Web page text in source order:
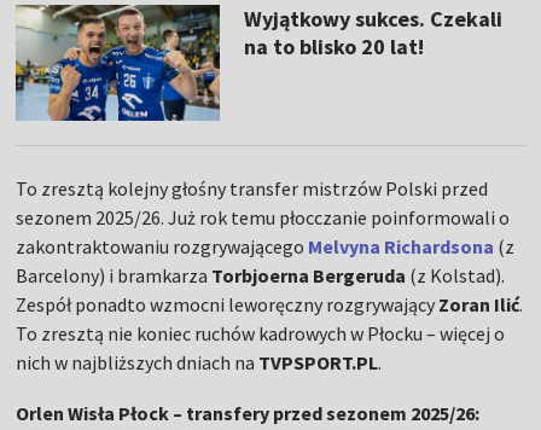
Wyjątkowy sukces. Czekali
na to blisko 20 lat!
To zresztą kolejny głośny transfer mistrzów Polski przed
sezonem 2025/26. Już rok temu płocczanie poinformowali o
zakontraktowaniu rozgrywającego Melvyna Richardsona (z
Barcelony) i bramkarza Torbjoerna Bergeruda (z Kolstad).
Zespół ponadto wzmocni leworęczny rozgrywający Zoran Ilić.
To zresztą nie koniec ruchów kadrowych w Płocku – więcej o
nich w najbliższych dniach na TVPSPORT.PL.
Orlen Wisła Płock – transfery przed sezonem 2025/26: